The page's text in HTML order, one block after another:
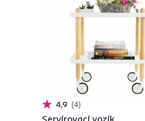
4,9 4
Servírovací vozík,